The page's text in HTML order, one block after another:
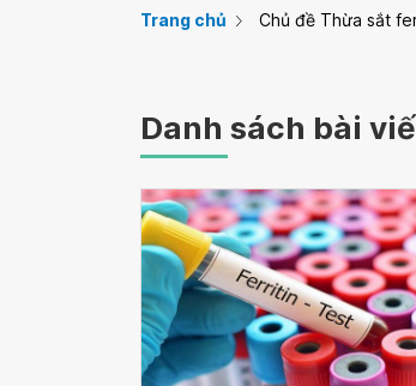
Trang chủ Chủ đề Thừa sắt
Danh sách bài